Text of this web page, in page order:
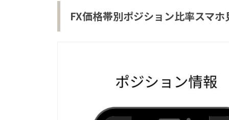
FX価格帯別ポジション比率スマホ